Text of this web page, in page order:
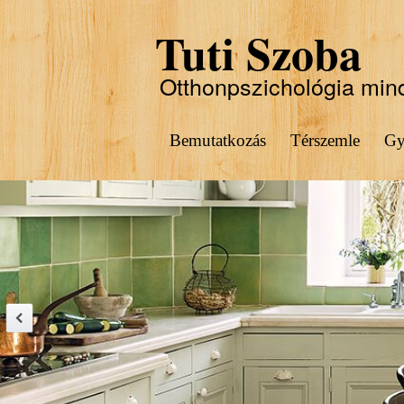
Tuti Szoba
Otthonpszichológia
Bemutatkozás Térszemle